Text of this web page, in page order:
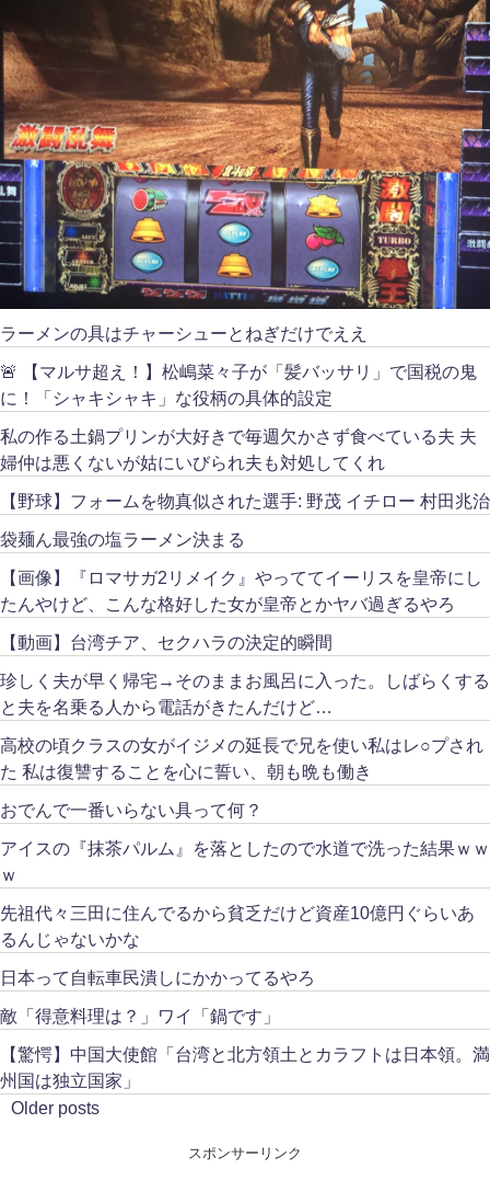
ラーメンの具はチャーシューとねぎだけでええ
🚨 【マルサ超え！】松嶋菜々子が「髪バッサリ」で国税の鬼
に！「シャキシャキ」な役柄の具体的設定
私の作る土鍋プリンが大好きで毎週欠かさず食べている夫 夫
婦仲は悪くないが姑にいびられ夫も対処してくれ
【野球】フォームを物真似された選手: 野茂 イチロー 村田兆治
袋麺ん最強の塩ラーメン決まる
【画像】『ロマサガ2リメイク』やっててイーリスを皇帝にし
たんやけど、こんな格好した女が皇帝とかヤバ過ぎるやろ
【動画】台湾チア、セクハラの決定的瞬間
珍しく夫が早く帰宅→そのままお風呂に入った。しばらくする
と夫を名乗る人から電話がきたんだけど…
高校の頃クラスの女がイジメの延長で兄を使い私はレ○プされ
た 私は復讐することを心に誓い、朝も晩も働き
おでんで一番いらない具って何？
アイスの『抹茶パルム』を落としたので水道で洗った結果ｗｗ
ｗ
先祖代々三田に住んでるから貧乏だけど資産10億円ぐらいあ
るんじゃないかな
日本って自転車民潰しにかかってるやろ
敵「得意料理は？」ワイ「鍋です」
【驚愕】中国大使館「台湾と北方領土とカラフトは日本領。満
州国は独立国家」
Older posts
スポンサーリンク